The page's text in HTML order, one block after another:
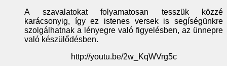
A szavalatokat folyamatosan tesszük közzé
karácsonyig, így ez istenes versek is segíségünkre
szolgálhatnak a lényegre való figyelésben, az ünnepre
való készülődésben.
http://youtu.be/2w_KqWVrg5c